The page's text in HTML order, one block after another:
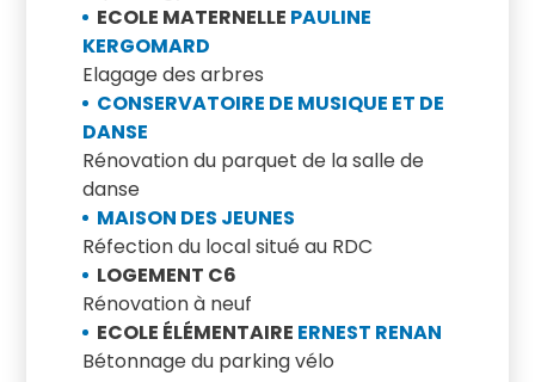
ECOLE MATERNELLE PAULINE
KERGOMARD
Elagage des arbres
CONSERVATOIRE DE MUSIQUE ET DE
DANSE
Rénovation du parquet de la salle de
danse
MAISON DES JEUNES
Réfection du local situé au RDC
LOGEMENT C6
Rénovation à neuf
ECOLE ÉLÉMENTAIRE ERNEST RENAN
Bétonnage du parking vélo